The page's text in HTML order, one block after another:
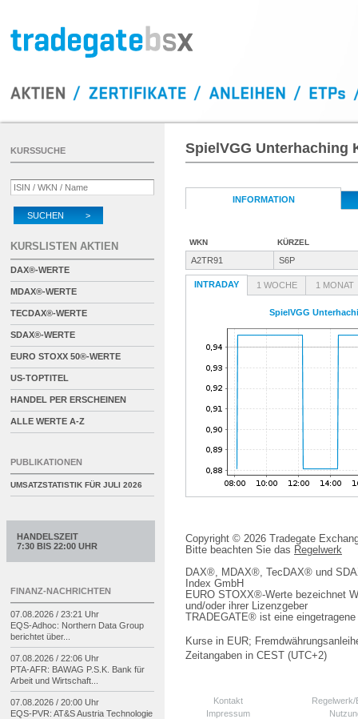
SpielVGG Unterhaching
INFORMATION
WKN KÜRZEL
A2TR91 S6P
INTRADAY 1 WOCHE 1 MONAT
SpielVGG
Copyright © 2026 Tradegate
Bitte beachten Sie das Regelwerk
DAX®, MDAX®, TecDAX® und
Index GmbH
EURO STOXX®-Werte bezeichnet
und/oder ihrer Lizenzgeber
TRADEGATE® ist eine
Kurse in EUR;
Zeitangaben in CEST (UTC+2)
Kontakt
Impressum
KURSSUCHE
SUCHEN >
KURSLISTEN AKTIEN
DAX®-WERTE
MDAX®-WERTE
TECDAX®-WERTE
SDAX®-WERTE
EURO STOXX 50®-WERTE
US-TOPTITEL
HANDEL PER ERSCHEINEN
ALLE WERTE A-Z
PUBLIKATIONEN
UMSATZSTATISTIK FÜR JULI 2026
HANDELSZEIT
7:30 BIS 22:00 UHR
FINANZ-NACHRICHTEN
07.08.2026 / 23:21 Uhr
EQS-Adhoc: Northern Data Group
berichtet über...
07.08.2026 / 22:06 Uhr
PTA-AFR: BAWAG P.S.K. Bank für
Arbeit und Wirtschaft...
07.08.2026 / 20:00 Uhr
EQS-PVR: AT&S Austria Technologie